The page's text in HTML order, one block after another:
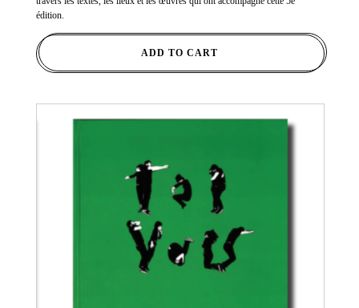
édition.
ADD TO CART